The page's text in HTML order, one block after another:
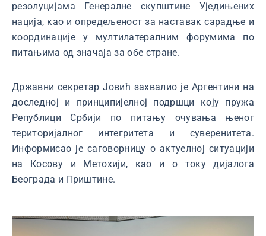
резолуцијама Генералне скупштине Уједињених
нација, као и опредељеност за наставак сарадње и
координације у мултилатералним форумима по
питањима од значаја за обе стране.
Државни секретар Јовић захвалио је Аргентини на
доследној и принципијелној подршци коју пружа
Републици Србији по питању очувања њеног
територијалног интегритета и суверенитета.
Информисао је саговорницу о актуелној ситуацији
на Косову и Метохији, као и о току дијалога
Београда и Приштине.